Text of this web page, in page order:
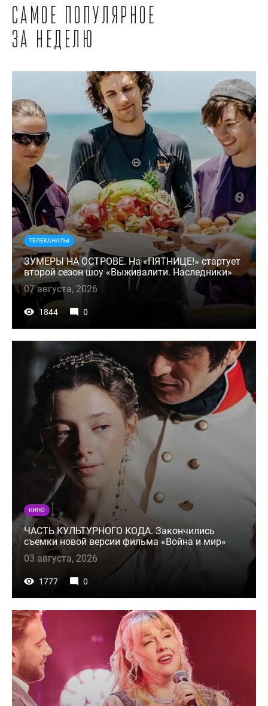
Самое популярное
за неделю
ТЕЛЕКАНАЛЫ
ЗУМЕРЫ НА ОСТРОВЕ. На «ПЯТНИЦЕ!» стартует
второй сезон шоу «Выживалити. Наследники»
07 августа, 2026
1844 0
КИНО
ЧАСТЬ КУЛЬТУРНОГО КОДА. Закончились
съемки новой версии фильма «Война и мир»
03 августа, 2026
1777 0